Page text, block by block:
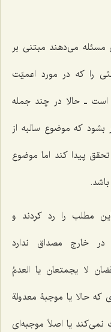
مسئله می‌دهند مبتنی بر
را که در مورد اعمیّت
است ـ حالا در چند جمله
بشود که موضوع سالبه از
پیدا کند اما موضوع
مطلب را رد کردند و
خارج مصداق ندارد
لا یجمتعان یا العدمُ
که حالا یا موجبۀ معدولة
نمی‌کند یا اصلاً موجبه‌ای